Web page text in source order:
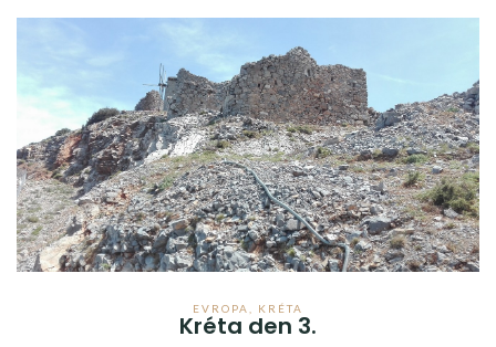
EVROPA KRÉTA
Kréta den 3.